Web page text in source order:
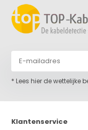
* Lees hier de wettelijke
Klantenservice